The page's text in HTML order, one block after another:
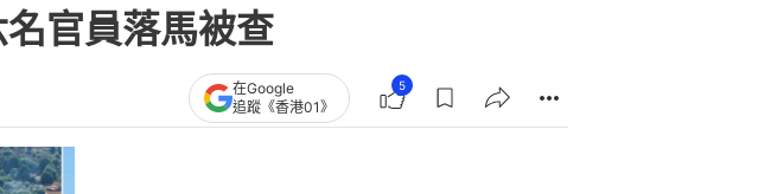
官員落馬被查
在Google
追蹤《香港01》
5